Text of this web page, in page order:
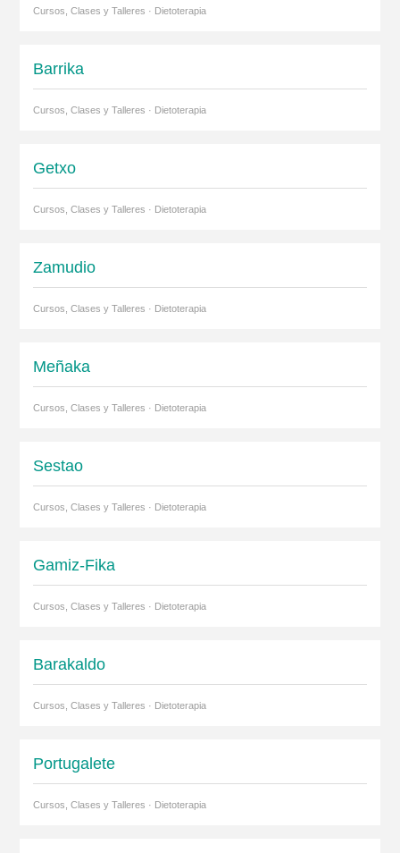
Cursos, Clases y Talleres · Dietoterapia
Barrika
Cursos, Clases y Talleres · Dietoterapia
Getxo
Cursos, Clases y Talleres · Dietoterapia
Zamudio
Cursos, Clases y Talleres · Dietoterapia
Meñaka
Cursos, Clases y Talleres · Dietoterapia
Sestao
Cursos, Clases y Talleres · Dietoterapia
Gamiz-Fika
Cursos, Clases y Talleres · Dietoterapia
Barakaldo
Cursos, Clases y Talleres · Dietoterapia
Portugalete
Cursos, Clases y Talleres · Dietoterapia